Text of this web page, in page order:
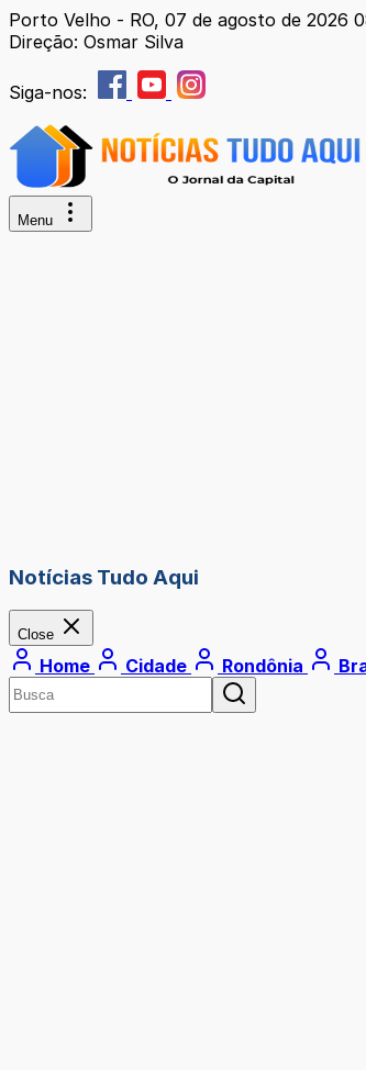
Porto Velho - RO, 07 de agosto de 2026
Direção: Osmar Silva
Siga-nos:
Menu
Notícias Tudo Aqui
Close
Home Cidade Rondônia